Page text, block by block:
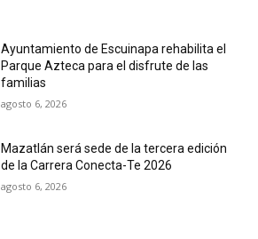
Ayuntamiento de Escuinapa rehabilita el
Parque Azteca para el disfrute de las
familias
agosto 6, 2026
Mazatlán será sede de la tercera edición
de la Carrera Conecta-Te 2026
agosto 6, 2026